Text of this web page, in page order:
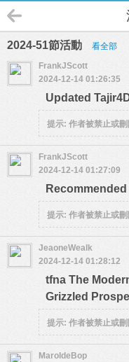
2024-51節活動 看全部
FrankJScott
2024-12-14 01:26:35
Updated
提示: 作者被禁止或
FrankJScott
2024-12-14 01:27:09
提示: 作者被禁止或
JeaoneWealk
2024-12-14 01:28:12
tfna The
Grizzled
提示: 作者被禁止或
MaroldeBop